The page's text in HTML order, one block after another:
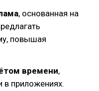
, основанная на
повышая
времени,
в приложениях.